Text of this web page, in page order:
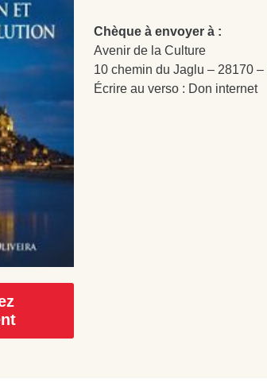
Chèque à envoyer à :
Avenir de la Culture
10 chemin du Jaglu – 28170
Écrire au verso : Don internet